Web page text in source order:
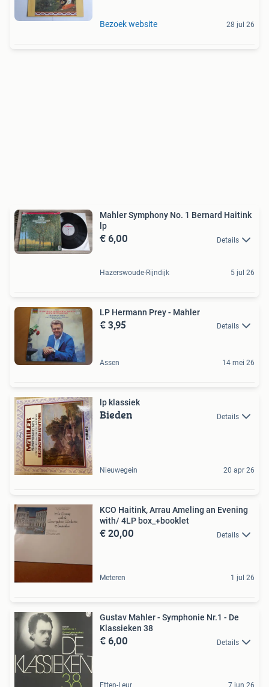
Bezoek website 28 jul 26
Mahler Symphony No. 1 Bernard Haitink
lp
€ 6,00 Details
Hazerswoude-Rijndijk 5 jul 26
LP Hermann Prey - Mahler
€ 3,95 Details
Assen 14 mei 26
lp klassiek
Bieden Details
Nieuwegein 20 apr 26
KCO Haitink, Arrau Ameling an Evening
with/ 4LP box_+booklet
€ 20,00 Details
Meteren 1 jul 26
Gustav Mahler - Symphonie Nr.1 - De
Klassieken 38
€ 6,00 Details